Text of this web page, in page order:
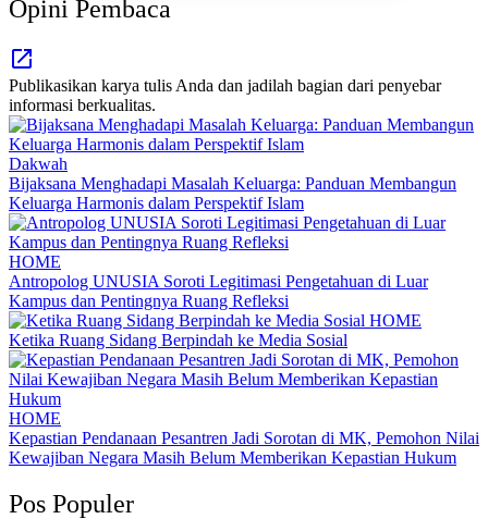
Opini Pembaca
Publikasikan karya tulis Anda dan jadilah bagian dari penyebar
informasi berkualitas.
Dakwah
Bijaksana Menghadapi Masalah Keluarga: Panduan Membangun
Keluarga Harmonis dalam Perspektif Islam
HOME
Antropolog UNUSIA Soroti Legitimasi Pengetahuan di Luar
Kampus dan Pentingnya Ruang Refleksi
HOME
Ketika Ruang Sidang Berpindah ke Media Sosial
HOME
Kepastian Pendanaan Pesantren Jadi Sorotan di MK, Pemohon Nilai
Kewajiban Negara Masih Belum Memberikan Kepastian Hukum
Pos Populer